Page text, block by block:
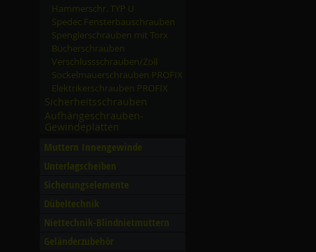
Hammerschr. TYP U
Spedec Fensterbauschrauben
Spenglerschrauben mit Torx
Bücherschrauben
Verschlussschrauben/­Zoll
Sockelmauerschrauben PROFIX
Elektrikerschrauben PROFIX
Sicherheitsschrauben
Aufhängeschrauben-
Gewindeplatten
Muttern Innengewinde
Unterlagscheiben
Sicherungselemente
Dübeltechnik
Niettechnik-Blindnietmuttern
Geländerzubehör